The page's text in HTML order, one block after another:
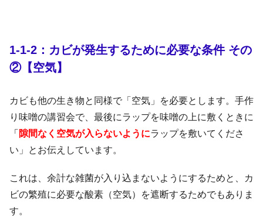
1-1-2：カビが発生するために必要な条件 その
②【空気】
カビも他の生き物と同様で「空気」を必要とします。手作
り味噌の講習会で、最後にラップを味噌の上に敷くときに
「 隙間なく空気が入らないようにラップを敷いてくださ
い」とお伝えしています。
これは、余計な雑菌が入り込まないようにするためと、カ
ビの繁殖に必要な酸素（空気）を遮断するためでもありま
す。